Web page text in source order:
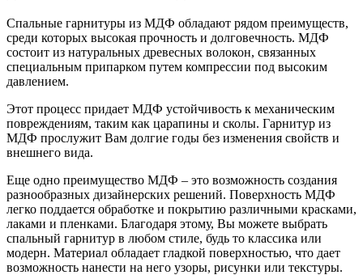
Спальные гарнитуры из МДФ обладают рядом преимуществ,
среди которых высокая прочность и долговечность. МДФ
состоит из натуральных древесных волокон, связанных
специальным припарком путем компрессии под высоким
давлением.
Этот процесс придает МДФ устойчивость к механическим
повреждениям, таким как царапины и сколы. Гарнитур из
МДФ прослужит Вам долгие годы без изменения свойств и
внешнего вида.
Еще одно преимущество МДФ – это возможность создания
разнообразных дизайнерских решений. Поверхность МДФ
легко поддается обработке и покрытию различными красками,
лаками и пленками. Благодаря этому, Вы можете выбрать
спальный гарнитур в любом стиле, будь то классика или
модерн. Материал обладает гладкой поверхностью, что дает
возможность нанести на него узоры, рисунки или текстуры.